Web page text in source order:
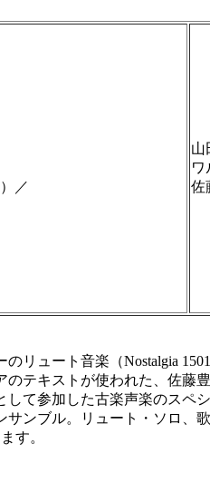
／
山
ワ
佐
ュート音楽（Nostalgia
テキストが使われた、佐藤豊
て参加した古楽声楽のスペ
ンブル。リュート・ソロ、
す。